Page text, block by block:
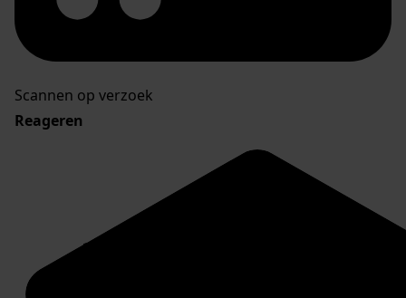
Scannen op verzoek
Reageren